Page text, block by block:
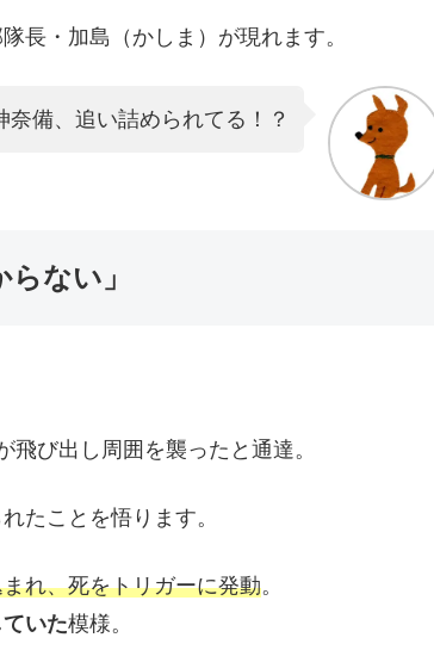
長・加島（かしま）が現れます。
備、追い詰められてる！？
ない」
び出し周囲を襲ったと通達。
たことを悟ります。
れ、死をトリガーに発動。
いた模様。